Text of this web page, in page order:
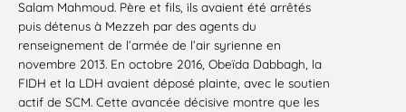
Salam Mahmoud. Père et fils, ils avaient été arrêtés
puis détenus à Mezzeh par des agents du
renseignement de l’armée de l’air syrienne en
novembre 2013. En octobre 2016, Obeïda Dabbagh, la
FIDH et la LDH avaient déposé plainte, avec le soutien
actif de SCM. Cette avancée décisive montre que les